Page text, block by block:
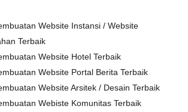
Website Instansi / Website
Terbaik
Website Hotel Terbaik
Website Portal Berita Terbaik
Website Arsitek / Desain Terbaik
Webiste Komunitas Terbaik